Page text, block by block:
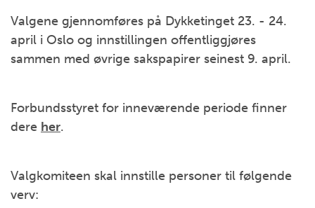
Valgene gjennomføres på Dykketinget 23. - 24.
april i Oslo og innstillingen offentliggjøres
sammen med øvrige sakspapirer seinest 9. april.
Forbundsstyret for inneværende periode finner
dere her.
Valgkomiteen skal innstille personer til følgende
verv: